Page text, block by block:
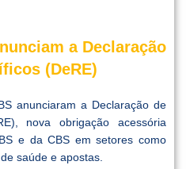
a Declaração
(DeRE)
anunciaram a Declaração de
nova obrigação acessória
e da CBS em setores como
saúde e apostas.